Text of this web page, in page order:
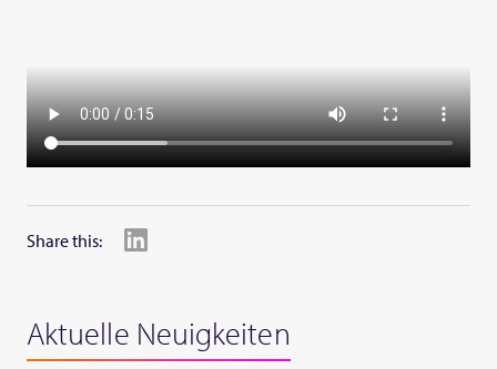
Share this:
Aktuelle Neuigkeiten